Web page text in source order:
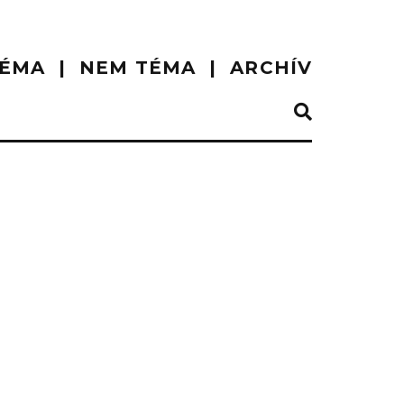
NEM TÉMA ARCHÍV